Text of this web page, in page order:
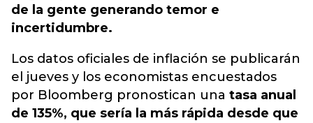
de la gente generando temor e
incertidumbre.
Los datos oficiales de inflación se publicarán
el jueves y los economistas encuestados
por Bloomberg pronostican una tasa anual
de 135%, que sería la más rápida desde que